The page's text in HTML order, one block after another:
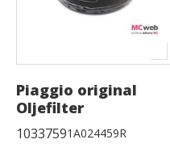
Piaggio original
Oljefilter
10337591A024459R